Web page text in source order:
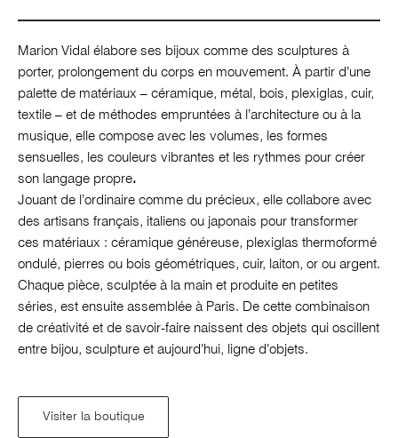
Marion Vidal élabore ses bijoux comme des sculptures à
porter, prolongement du corps en mouvement. À partir d’une
palette de matériaux – céramique, métal, bois, plexiglas, cuir,
textile – et de méthodes empruntées à l’architecture ou à la
musique, elle compose avec les volumes, les formes
sensuelles, les couleurs vibrantes et les rythmes pour créer
son langage propre.
Jouant de l’ordinaire comme du précieux, elle collabore avec
des artisans français, italiens ou japonais pour transformer
ces matériaux : céramique généreuse, plexiglas thermoformé
ondulé, pierres ou bois géométriques, cuir, laiton, or ou argent.
Chaque pièce, sculptée à la main et produite en petites
séries, est ensuite assemblée à Paris. De cette combinaison
de créativité et de savoir-faire naissent des objets qui oscillent
entre bijou, sculpture et aujourd’hui, ligne d’objets.
Visiter la boutique